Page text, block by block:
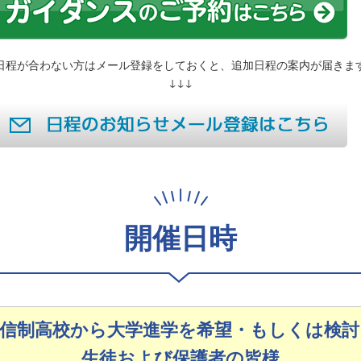
程が合わない方はメール登録をしておくと、追加日程の案内が届きま
↓↓↓
開催日時
制高校から大学進学を希望・もしくは検